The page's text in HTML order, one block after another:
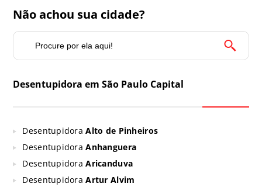
Não achou sua cidade?
Desentupidora em São Paulo Capital
DesentupidoraAlto de Pinheiros
DesentupidoraAnhanguera
DesentupidoraAricanduva
DesentupidoraArtur Alvim